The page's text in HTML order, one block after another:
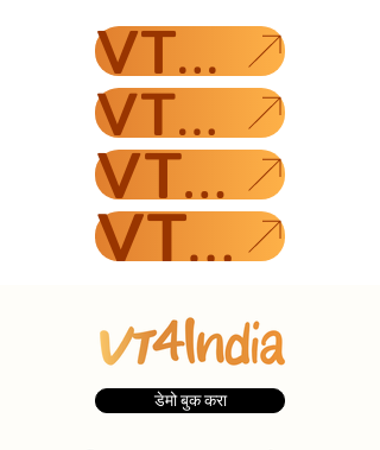
VT4I फ्लीट
VT4I GPS
VT4I लाइव्ह
VT4I MMI
डेमो बुक करा